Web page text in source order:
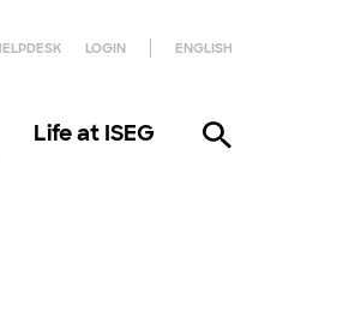
LOGIN ENGLISH
Life at ISEG